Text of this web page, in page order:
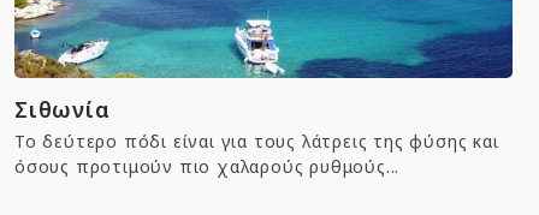
Σιθωνία
Το δεύτερο πόδι είναι για τους λάτρεις της φύσης και
όσους προτιμούν πιο χαλαρούς ρυθμούς...